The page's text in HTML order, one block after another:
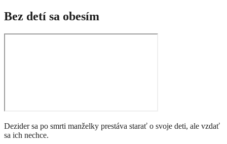
Bez detí sa obesím
Dezider sa po smrti manželky prestáva starať o svoje deti, ale vzdať
sa ich nechce.